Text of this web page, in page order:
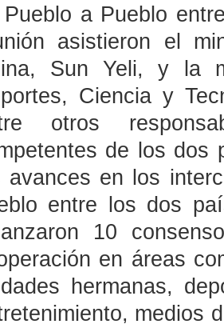
Pueblo a Pueblo
asistieron el
Sun Yeli, y la
Ciencia y
otros
de los dos
avances en los
entre los dos
10
en áreas
hermanas,
medios